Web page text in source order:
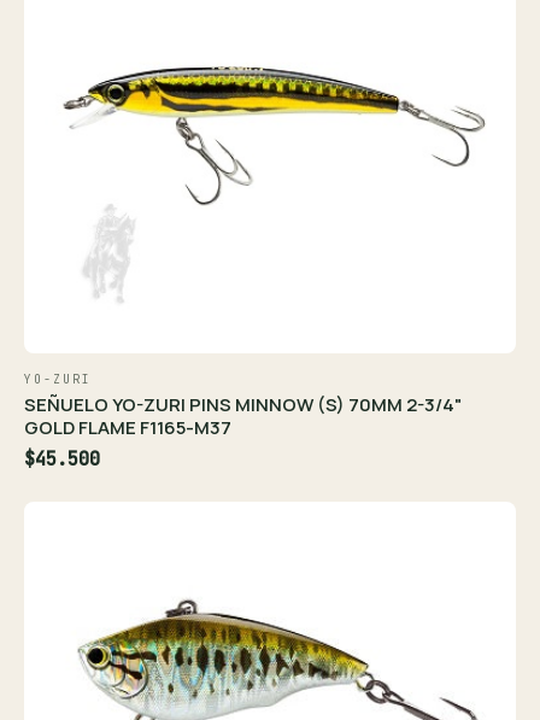
YO-ZURI
SEÑUELO YO-ZURI PINS MINNOW (S) 70MM 2-3/4"
GOLD FLAME F1165-M37
$45.500